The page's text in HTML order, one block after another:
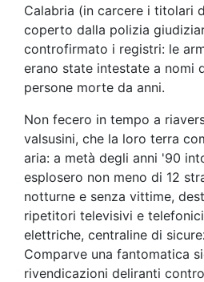
Calabria (in carcere i titolari
coperto dalla polizia
controfirmato i registri: le
erano state intestate a nomi
persone morte da anni.
Non fecero in tempo a
valsusini, che la loro terra
aria: a metà degli anni '90
esplosero non meno di 12
notturne e senza vittime,
ripetitori televisivi e
elettriche, centraline di
Comparve una fantomatica
rivendicazioni deliranti